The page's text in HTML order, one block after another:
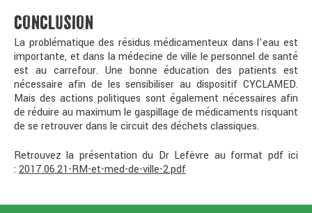
CONCLUSION
La problématique des résidus médicamenteux dans l’eau est
importante, et dans la médecine de ville le personnel de santé
est au carrefour. Une bonne éducation des patients est
nécessaire afin de les sensibiliser au dispositif CYCLAMED.
Mais des actions politiques sont également nécessaires afin
de réduire au maximum le gaspillage de médicaments risquant
de se retrouver dans le circuit des déchets classiques.
Retrouvez la présentation du Dr Lefèvre au format pdf ici
: 2017.06.21-RM-et-med-de-ville-2.pdf